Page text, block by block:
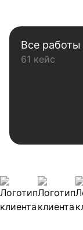
Все работы
61 кейс
Наши